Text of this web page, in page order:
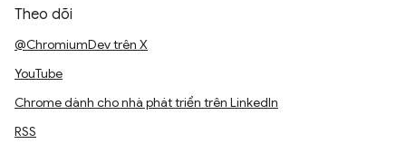
Theo dõi
@ChromiumDev trên X
YouTube
Chrome dành cho nhà phát triển trên LinkedIn
RSS